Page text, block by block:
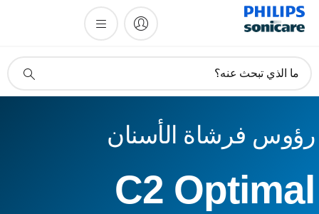
دعم
ما الذي تبحث عنه؟
فرشاة الأسنان
C2